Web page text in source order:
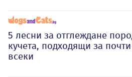
5 лесни за отглеждане
кучета, подходящи за почти
всеки